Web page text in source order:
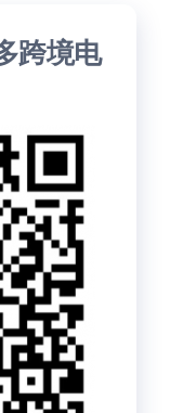
跨境电